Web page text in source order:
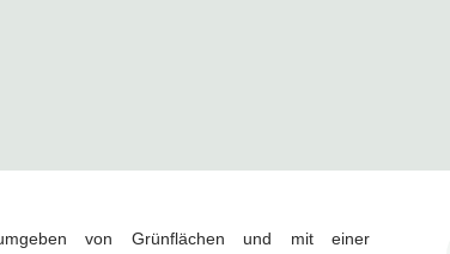
von Grünflächen und mit einer